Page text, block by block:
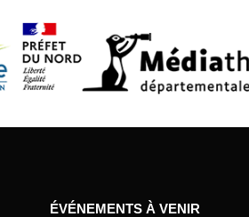
ÉVÉNEMENTS À VENIR